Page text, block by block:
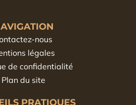
PRATIQUES
nous
légales
de confidentialité
Plan du site